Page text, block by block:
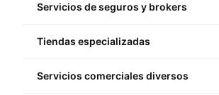
Servicios de seguros y brokers
Tiendas especializadas
Servicios comerciales diversos